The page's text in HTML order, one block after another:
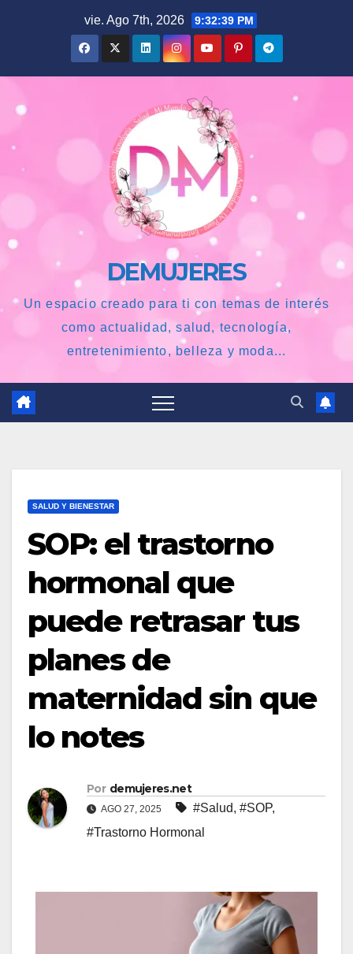
vie. Ago 7th, 2026 9:32:40 PM
DEMUJERES
Un espacio creado para ti con temas de interés
como actualidad, salud, tecnología,
entretenimiento, belleza y moda...
SALUD Y BIENESTAR
SOP: el trastorno
hormonal que
puede retrasar tus
planes de
maternidad sin que
lo notes
Por demujeres.net
AGO 27, 2025 #Salud, #SOP,
#Trastorno Hormonal